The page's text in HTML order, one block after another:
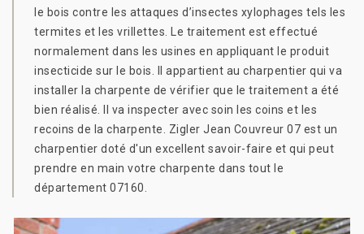
le bois contre les attaques d’insectes xylophages tels les
termites et les vrillettes. Le traitement est effectué
normalement dans les usines en appliquant le produit
insecticide sur le bois. Il appartient au charpentier qui va
installer la charpente de vérifier que le traitement a été
bien réalisé. Il va inspecter avec soin les coins et les
recoins de la charpente. Zigler Jean Couvreur 07 est un
charpentier doté d'un excellent savoir-faire et qui peut
prendre en main votre charpente dans tout le
département 07160.